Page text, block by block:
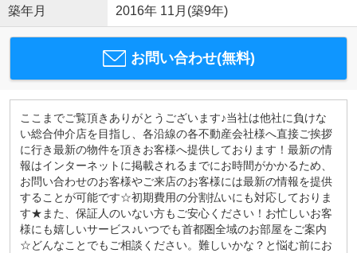
築年月 2016年 11月(築9年)
お問い合わせ(無料)
ここまでご覧頂きありがとうございます♪当社は他社に負けな
い総合仲介店を目指し、各沿線の各不動産会社様へ直接ご挨拶
に行き最新の物件を頂きお客様へ提供しております！最新の情
報はインターネットに掲載されるまでにお時間がかかるため、
お問い合わせのお客様やご来店のお客様には最新の情報を提供
することが可能です☆初期費用の分割払いにも対応しておりま
す★また、保証人のいない方もご安心ください！お忙しいお客
様にも嬉しいサービス♪いつでも首都圏全域のお部屋をご案内
☆どんなことでもご相談ください。難しいかな？と悩む前にお